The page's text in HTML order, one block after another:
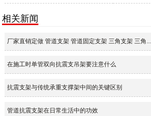
相关新闻
厂家直销定做 管道支架 管道固定支架 三角支架 三角...
在施工时单管双向抗震支吊架要注意什么
抗震支架与传统承重支撑架中间的关键区别
管道抗震支架在日常生活中的功效